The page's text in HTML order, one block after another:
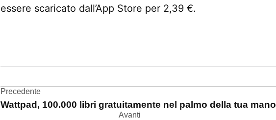
essere scaricato dall’App Store per 2,39 €.
Store
terremoto
Navigazione
Precedente
Wattpad, 100.000 libri gratuitamente nel palmo della tua mano
Avanti